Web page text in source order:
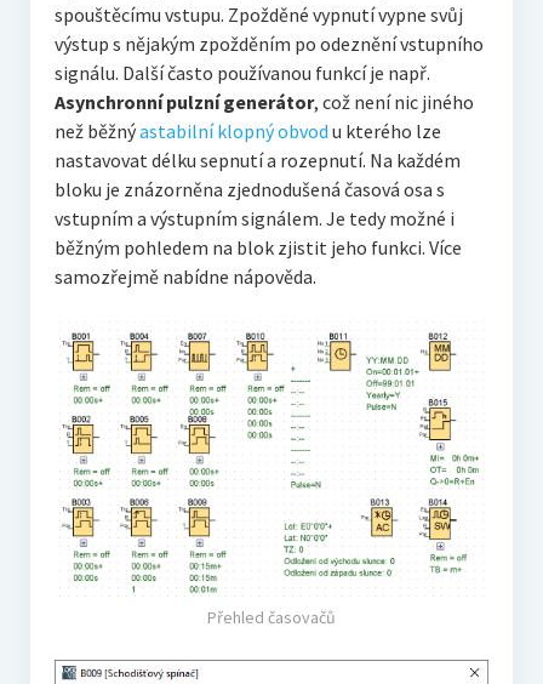
spouštěcímu vstupu. Zpožděné vypnutí vypne svůj
výstup s nějakým zpožděním po odeznění vstupního
signálu. Další často používanou funkcí je např.
Asynchronní pulzní generátor, což není nic jiného
než běžnýastabilní klopný obvod u kterého lze
nastavovat délku sepnutí a rozepnutí. Na každém
bloku je znázorněna zjednodušená časová osa s
vstupním a výstupním signálem. Je tedy možné i
běžným pohledem na blok zjistit jeho funkci. Více
samozřejmě nabídne nápověda.
Přehled časovačů